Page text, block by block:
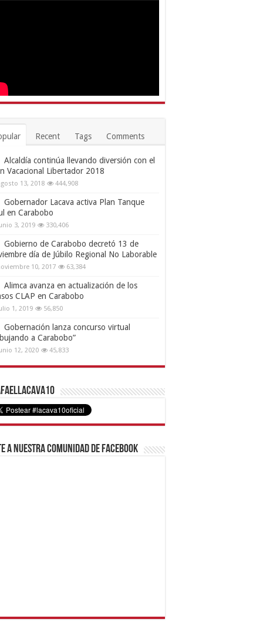
Recent Tags Comments
Alcaldía continúa llevando diversión con el
Vacacional Libertador 2018
13, 2018 444,908
Gobernador Lacava activa Plan Tanque
en Carabobo
3, 2019 330,406
Gobierno de Carabobo decretó 13 de
día de Júbilo Regional No Laborable
10, 2017 63,384
Alimca avanza en actualización de los
CLAP en Carabobo
1, 2019 56,850
Gobernación lanza concurso virtual
a Carabobo”
12, 2020 45,833
a nuestra comunidad de Facebook